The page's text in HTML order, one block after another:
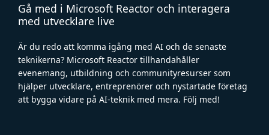
Gå med i Microsoft Reactor och interagera
med utvecklare live
Är du redo att komma igång med AI och de senaste
teknikerna? Microsoft Reactor tillhandahåller
evenemang, utbildning och communityresurser som
hjälper utvecklare, entreprenörer och nystartade företag
att bygga vidare på AI-teknik med mera. Följ med!